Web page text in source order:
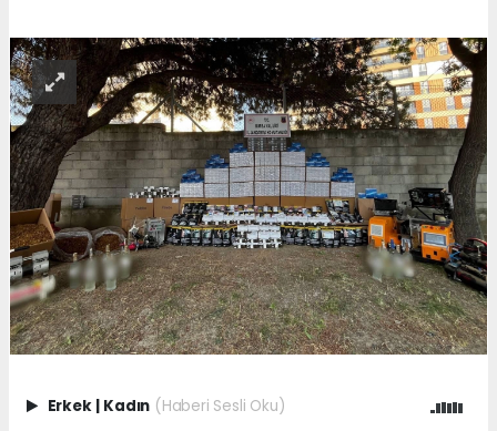
Erkek Kadın (Haberi Sesli Oku)